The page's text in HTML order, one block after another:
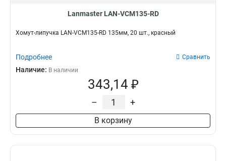
Lanmaster LAN-VCM135-RD
Хомут-липучка LAN-VCM135-RD 135мм, 20 шт., красный
Подробнее Сравнить
Наличие: В наличии
343,14 ₽
– +
В корзину